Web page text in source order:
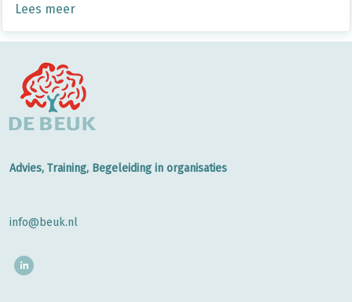
Lees meer
Advies, Training, Begeleiding in organisaties
info@beuk.nl